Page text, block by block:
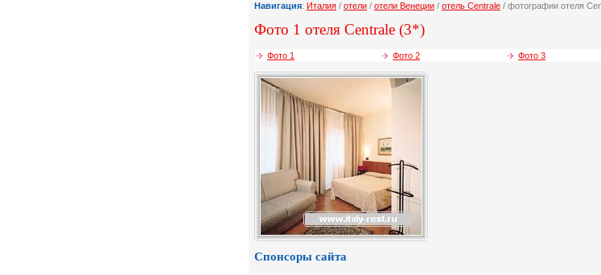
Навигация: Италия / отели / отели Венеции / отель Centrale / фотографии отеля
Фото 1 отеля Centrale (3*)
Фото 1 Фото 2 Фото 3
Спонсоры сайта